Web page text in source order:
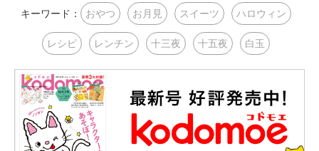
キーワード： おやつ お月見 スイーツ ハロウィン
レシピ レンチン 十三夜 十五夜 白玉